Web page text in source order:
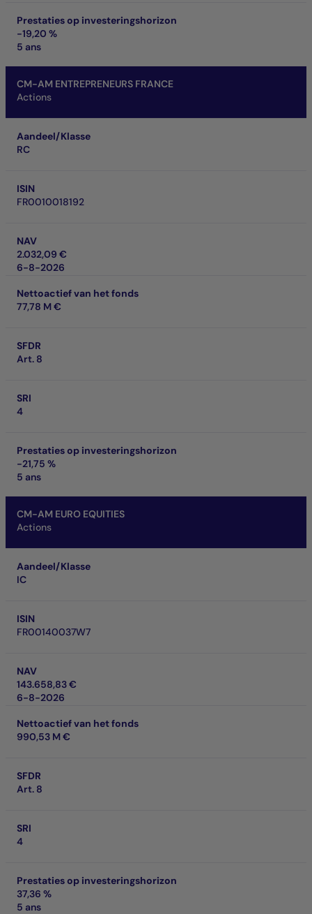
Prestaties op investeringshorizon
-19,20 %
5 ans
CM-AM ENTREPRENEURS FRANCE
Actions
Aandeel/Klasse
RC
ISIN
FR0010018192
NAV
2.032,09 €
6-8-2026
Nettoactief van het fonds
77,78 M €
SFDR
Art. 8
SRI
4
Prestaties op investeringshorizon
-21,75 %
5 ans
CM-AM EURO EQUITIES
Actions
Aandeel/Klasse
IC
ISIN
FR00140037W7
NAV
143.658,83 €
6-8-2026
Nettoactief van het fonds
990,53 M €
SFDR
Art. 8
SRI
4
Prestaties op investeringshorizon
37,36 %
5 ans